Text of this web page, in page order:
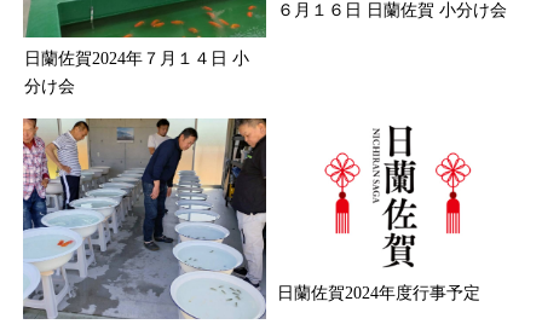
日蘭佐賀2024年７月１４日 小
分け会
６月１６日 日蘭佐賀 小分け会
日蘭佐賀2024年度行事予定